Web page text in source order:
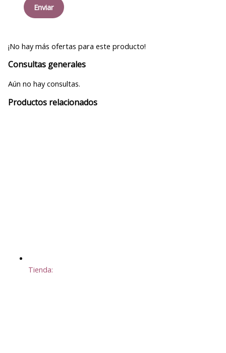
¡No hay más ofertas para este producto!
Consultas generales
Aún no hay consultas.
Productos relacionados
Tienda: